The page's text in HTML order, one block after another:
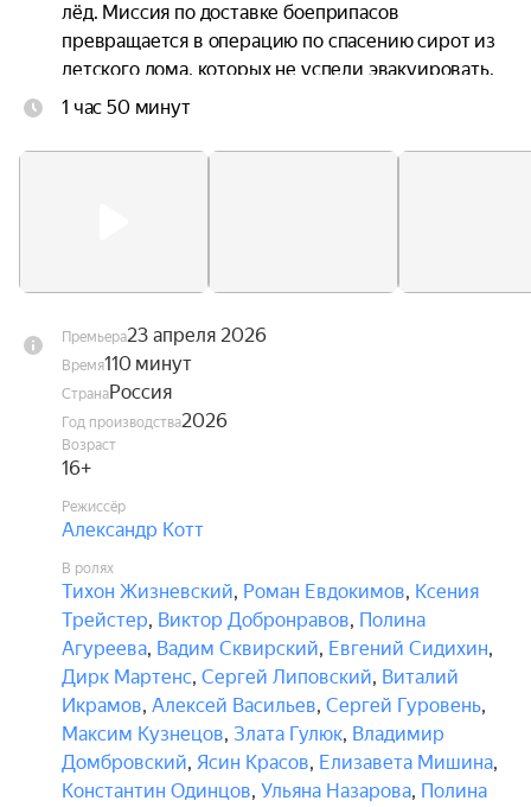
лёд. Миссия по доставке боеприпасов
превращается в операцию по спасению сирот из
детского дома, которых не успели эвакуировать.
Бывшие соперники в спорте по регатам теперь
команду, чтобы выжить самим и подарить
1 час 50 минут
Премьера23 апреля 2026
Время110 минут
СтранаРоссия
Год производства2026
Возраст
16+
Режиссёр
Александр Котт
В ролях
Тихон Жизневский, Роман Евдокимов, Ксения
Трейстер, Виктор Добронравов, Полина
Агуреева, Вадим Сквирский, Евгений Сидихин,
Дирк Мартенс, Сергей Липовский, Виталий
Икрамов, Алексей Васильев, Сергей Гуровень,
Максим Кузнецов, Злата Гулюк, Владимир
Домбровский, Ясин Красов, Елизавета Мишина,
Константин Одинцов, Ульяна Назарова, Полина